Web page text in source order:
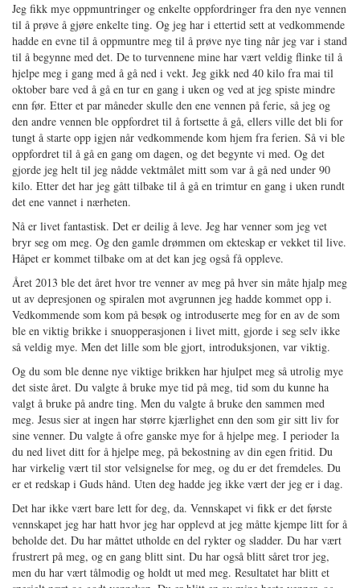
Jeg fikk mye oppmuntringer og enkelte oppfordringer fra den nye vennen
til å prøve å gjøre enkelte ting. Og jeg har i ettertid sett at vedkommende
hadde en evne til å oppmuntre meg til å prøve nye ting når jeg var i stand
til å begynne med det. De to turvennene mine har vært veldig flinke til å
hjelpe meg i gang med å gå ned i vekt. Jeg gikk ned 40 kilo fra mai til
oktober bare ved å gå en tur en gang i uken og ved at jeg spiste mindre
enn før. Etter et par måneder skulle den ene vennen på ferie, så jeg og
den andre vennen ble oppfordret til å fortsette å gå, ellers ville det bli for
tungt å starte opp igjen når vedkommende kom hjem fra ferien. Så vi ble
oppfordret til å gå en gang om dagen, og det begynte vi med. Og det
gjorde jeg helt til jeg nådde vektmålet mitt som var å gå ned under 90
kilo. Etter det har jeg gått tilbake til å gå en trimtur en gang i uken rundt
det ene vannet i nærheten.
Nå er livet fantastisk. Det er deilig å leve. Jeg har venner som jeg vet
bryr seg om meg. Og den gamle drømmen om ekteskap er vekket til live.
Håpet er kommet tilbake om at det kan jeg også få oppleve.
Året 2013 ble det året hvor tre venner av meg på hver sin måte hjalp meg
ut av depresjonen og spiralen mot avgrunnen jeg hadde kommet opp i.
Vedkommende som kom på besøk og introduserte meg for en av de som
ble en viktig brikke i snuopperasjonen i livet mitt, gjorde i seg selv ikke
så veldig mye. Men det lille som ble gjort, introduksjonen, var viktig.
Og du som ble denne nye viktige brikken har hjulpet meg så utrolig mye
det siste året. Du valgte å bruke mye tid på meg, tid som du kunne ha
valgt å bruke på andre ting. Men du valgte å bruke den sammen med
meg. Jesus sier at ingen har større kjærlighet enn den som gir sitt liv for
sine venner. Du valgte å ofre ganske mye for å hjelpe meg. I perioder la
du ned livet ditt for å hjelpe meg, på bekostning av din egen fritid. Du
har virkelig vært til stor velsignelse for meg, og du er det fremdeles. Du
er et redskap i Guds hånd. Uten deg hadde jeg ikke vært der jeg er i dag.
Det har ikke vært bare lett for deg, da. Vennskapet vi fikk er det første
vennskapet jeg har hatt hvor jeg har opplevd at jeg måtte kjempe litt for å
beholde det. Du har måttet utholde en del rykter og sladder. Du har vært
frustrert på meg, og en gang blitt sint. Du har også blitt såret tror jeg,
men du har vært tålmodig og holdt ut med meg. Resultatet har blitt et